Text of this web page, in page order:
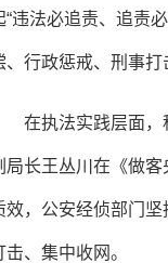
“违法必追责、追责
、行政惩戒、刑事打
在执法实践层面
局长王丛川在《做
效，公安经侦部门坚
击、集中收网。